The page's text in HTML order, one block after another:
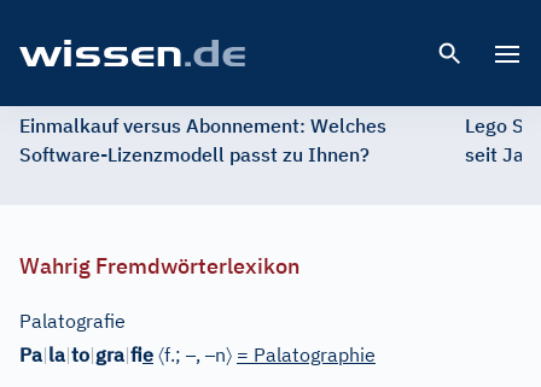
Einmalkauf versus Abonnement: Welches
Software-Lizenzmodell passt zu Ihnen?
Lego
seit
Wahrig Fremdwörterlexikon
Palatografie
Pa|la|to|gra|fie 〈f.;–,–n〉 = Palatographie